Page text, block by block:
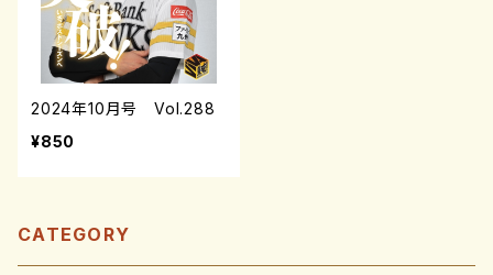
2024年10月号 Vol.288
¥850
CATEGORY